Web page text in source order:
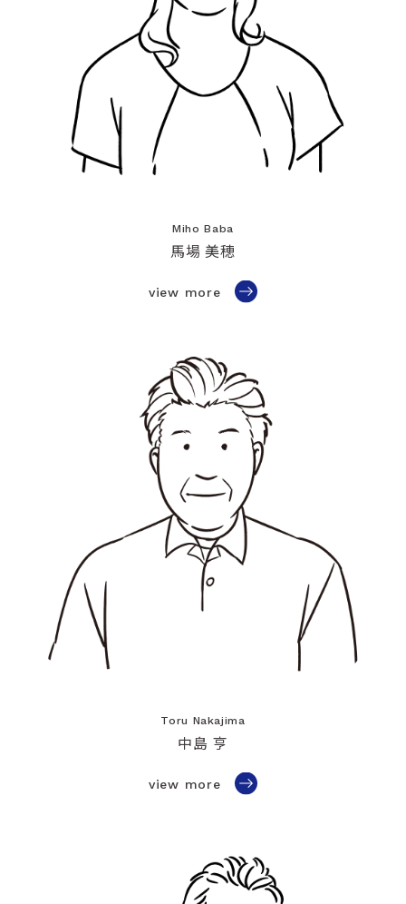
Miho Baba
馬場 美穂
view more
Toru Nakajima
中島 亨
view more